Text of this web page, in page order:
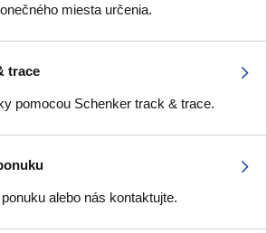
miesta určenia.
trace
pomocou Schenker track & trace.
alebo nás kontaktujte.